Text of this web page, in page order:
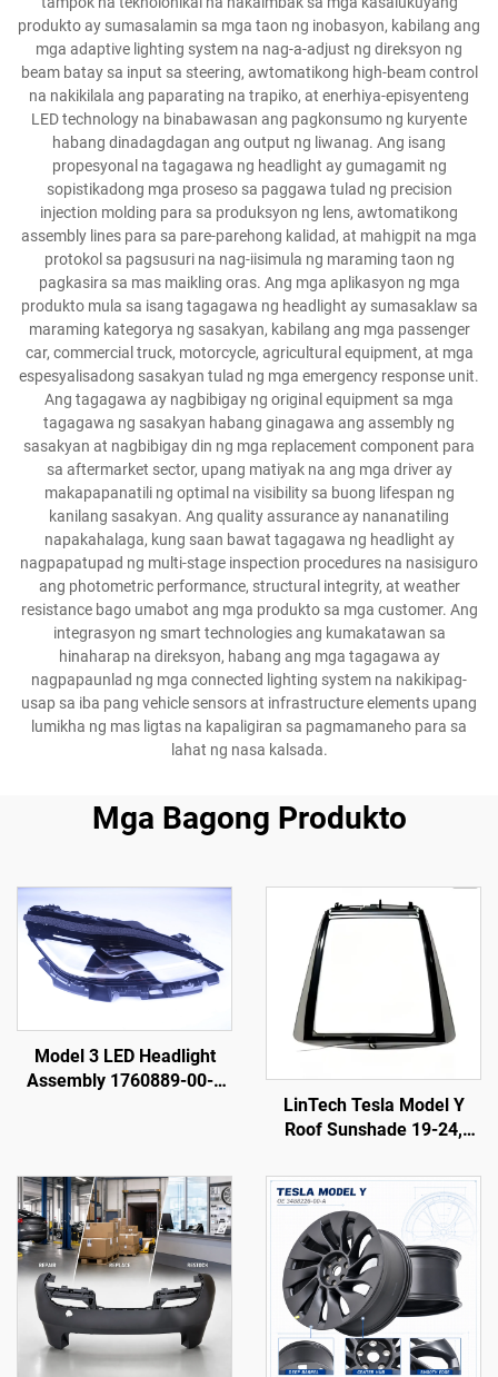
produkto ay sumasalamin sa mga taon ng inobasyon, kabilang ang
mga adaptive lighting system na nag-a-adjust ng direksyon ng
beam batay sa input sa steering, awtomatikong high-beam control
na nakikilala ang paparating na trapiko, at enerhiya-episyenteng
LED technology na binabawasan ang pagkonsumo ng kuryente
habang dinadagdagan ang output ng liwanag. Ang isang
propesyonal na tagagawa ng headlight ay gumagamit ng
sopistikadong mga proseso sa paggawa tulad ng precision
injection molding para sa produksyon ng lens, awtomatikong
assembly lines para sa pare-parehong kalidad, at mahigpit na mga
protokol sa pagsusuri na nag-iisimula ng maraming taon ng
pagkasira sa mas maikling oras. Ang mga aplikasyon ng mga
produkto mula sa isang tagagawa ng headlight ay sumasaklaw sa
maraming kategorya ng sasakyan, kabilang ang mga passenger
car, commercial truck, motorcycle, agricultural equipment, at mga
espesyalisadong sasakyan tulad ng mga emergency response unit.
Ang tagagawa ay nagbibigay ng original equipment sa mga
tagagawa ng sasakyan habang ginagawa ang assembly ng
sasakyan at nagbibigay din ng mga replacement component para
sa aftermarket sector, upang matiyak na ang mga driver ay
makapapanatili ng optimal na visibility sa buong lifespan ng
kanilang sasakyan. Ang quality assurance ay nananatiling
napakahalaga, kung saan bawat tagagawa ng headlight ay
nagpapatupad ng multi-stage inspection procedures na nasisiguro
ang photometric performance, structural integrity, at weather
resistance bago umabot ang mga produkto sa mga customer. Ang
integrasyon ng smart technologies ang kumakatawan sa
hinaharap na direksyon, habang ang mga tagagawa ay
nagpapaunlad ng mga connected lighting system na nakikipag-
usap sa iba pang vehicle sensors at infrastructure elements upang
lumikha ng mas ligtas na kapaligiran sa pagmamaneho para sa
lahat ng nasa kalsada.
Mga Bagong Produkto
Model 3 LED Headlight
Assembly 1760889-00-F
LinTech Tesla Model Y
Roof Sunshade 19-24,
Boses, Proteksyon Laban
sa Sila at UV